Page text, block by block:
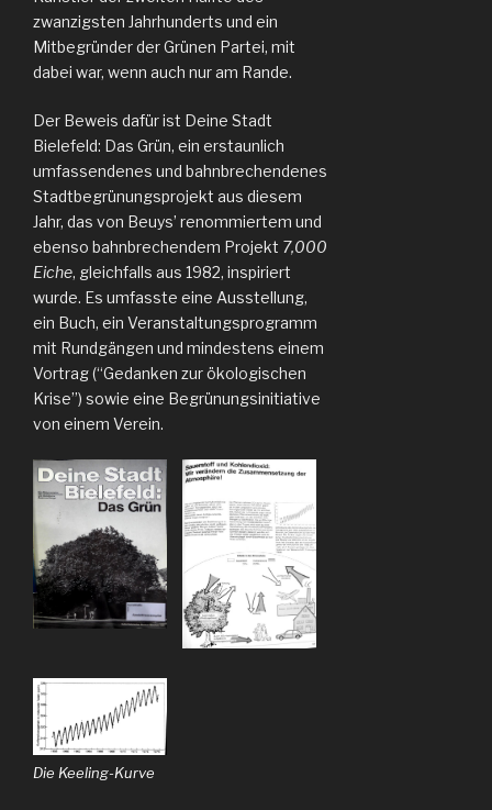
zwanzigsten Jahrhunderts und ein
Mitbegründer der Grünen Partei, mit
dabei war, wenn auch nur am Rande.
Der Beweis dafür ist Deine Stadt
Bielefeld: Das Grün, ein erstaunlich
umfassendenes und bahnbrechendenes
Stadtbegrünungsprojekt aus diesem
Jahr, das von Beuys’ renommiertem und
ebenso bahnbrechendem Projekt 7,000
Eiche, gleichfalls aus 1982, inspiriert
wurde. Es umfasste eine Ausstellung,
ein Buch, ein Veranstaltungsprogramm
mit Rundgängen und mindestens einem
Vortrag (“Gedanken zur ökologischen
Krise”) sowie eine Begrünungsinitiative
von einem Verein.
Die Keeling-Kurve